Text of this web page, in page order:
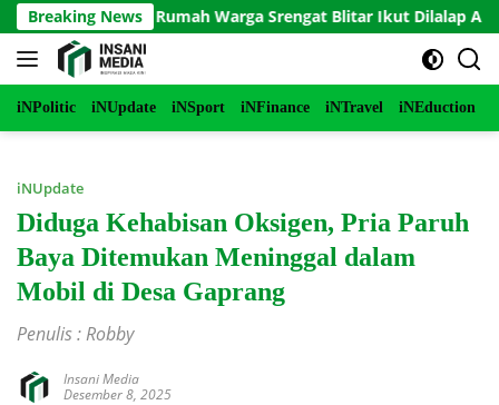
Langsung
ke
konten
Breaking News
Rumah Warga Srengat Blitar Ikut Dilalap Api, Segini
iNPolitic iNUpdate iNSport iNFinance iNTravel iNEduction
iNUpdate
Diduga Kehabisan Oksigen, Pria Paruh
Baya Ditemukan Meninggal dalam
Mobil di Desa Gaprang
Penulis : Robby
Insani Media
Desember 8, 2025